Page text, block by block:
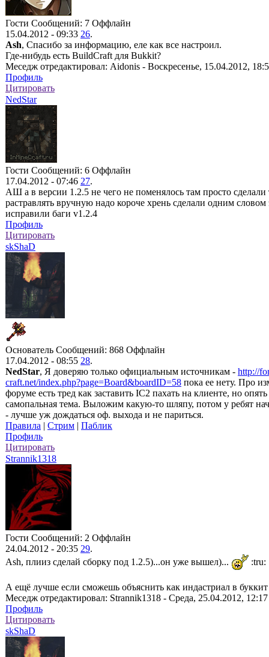
Гости Сообщений: 7 Оффлайн
15.04.2012 - 09:33 26.
Ash, Спасибо за информацию, еле как все настроил.
Где-нибудь есть BuildCraft для Bukkit?
Меседж отредактировал: Aidonis - Воскресенье, 15.04.2012,
Профиль
Цитировать
NedStar
Гости Сообщений: 6 Оффлайн
17.04.2012 - 07:46 27.
АШ а в версии 1.2.5 не чего не поменялось там просто
растравлять вручную надо короче хрень сделали одним словом
исправили баги v1.2.4
Профиль
Цитировать
skShaD
Основатель Сообщений: 868 Оффлайн
17.04.2012 - 08:55 28.
NedStar, Я доверяю только официальным источникам - http://
craft.net/index.php?page=Board&boardID=58 пока ее нету. Про
форуме есть тред как заставить IC2 пахать на клиенте, но
самопальная тема. Выложим какую-то шляпу, потом у ребят
- лучше уж дождаться оф. выхода и не париться.
Правила | Стрим | Паблик
Профиль
Цитировать
Strannik1318
Гости Сообщений: 2 Оффлайн
24.04.2012 - 20:35 29.
Ash, плииз сделай сборку под 1.2.5)...он уже вышел)...
:tru:
А ещё лучше если сможешь объяснить как индастриал в
Меседж отредактировал: Strannik1318 - Среда, 25.04.2012, 12:17
Профиль
Цитировать
skShaD